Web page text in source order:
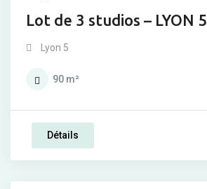
Lot de 3 studios – LYON 5
Lyon 5
90 m²
Détails